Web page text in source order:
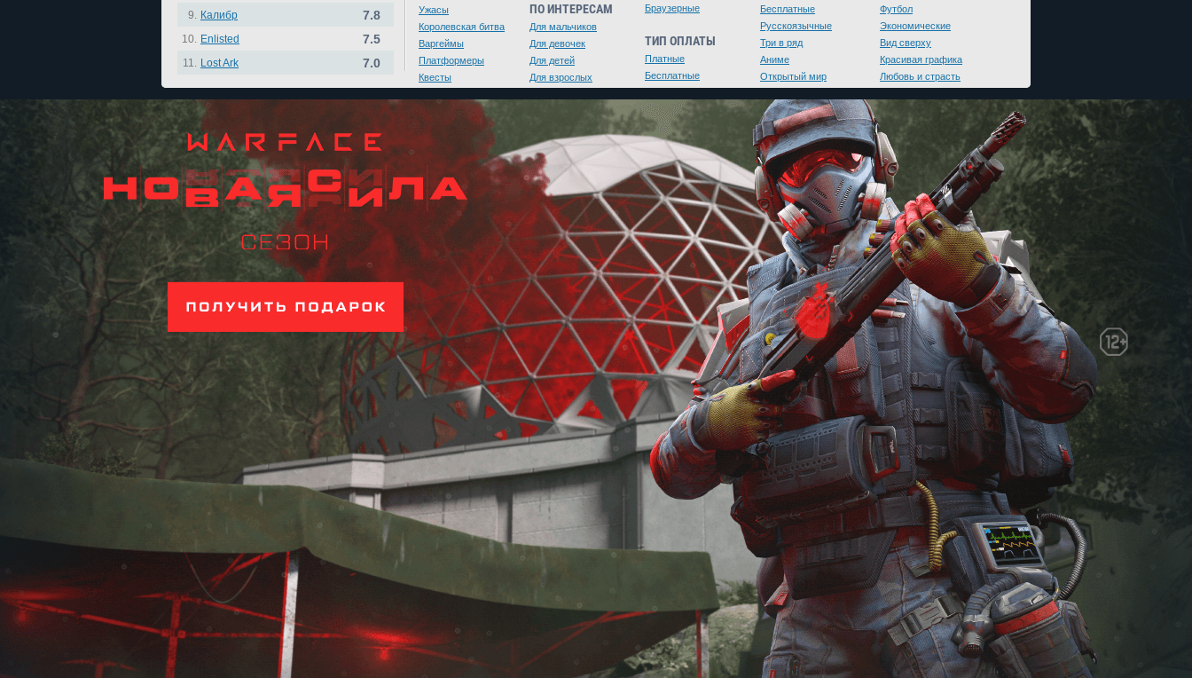
9. Калибр 7.8
10. Enlisted 7.5
11. Lost Ark 7.0
Ужасы
Королевская битва
Варгеймы
Платформеры
Квесты
ПО ИНТЕРЕСАМ
Для мальчиков
Для девочек
Для детей
Для взрослых
Браузерные
ТИП ОПЛАТЫ
Платные
Бесплатные
Бесплатные
Русскоязычные
Три в ряд
Аниме
Открытый мир
Футбол
Экономические
Вид сверху
Красивая графика
Любовь и страсть